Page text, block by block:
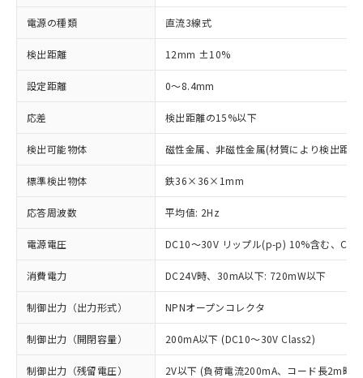
電源の種類 直流3線式
検出距離 12mm ±10%
設定距離 0～8.4mm
応差 検出距離の15%以下
検出可能物体 磁性金属、非磁性金属(材質により検出距
標準検出物体 鉄36×36×1mm
応答周波数 平均値: 2Hz
電源電圧 DC10～30V リップル(p-p) 10%含む、
消費電力 DC24V時、30mA以下: 720mW以下
制御出力（出力形式） NPNオープンコレクタ
制御出力（開閉容量） 200mA以下 (DC10～30V Class2)
制御出力（残留電圧） 2V以下 (負荷電流200mA、コード長2m時)